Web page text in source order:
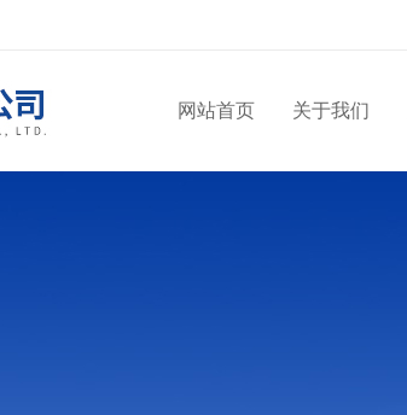
网站首页 关于我们